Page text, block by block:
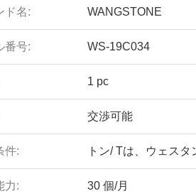
ド名: WANGSTONE
番号: WS-19C034
1 pc
交渉可能
件: トン/ Tは、ウェスタ
力: 30 個/月